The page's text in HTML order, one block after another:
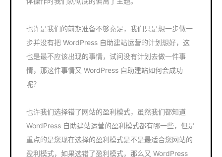
也许是我们的前期准备不够充足，我们只是想一步做一
步并没有把 WordPress 自助建站运营的计划想好，这
也是最不应该出现的事情，试问没有计划去做一件事
情，那这件事情又 WordPress 自助建站如何会成功
呢？
也许我们选择错了网站的盈利模式，虽然我们都知道
WordPress 自助建站运营的盈利模式都有哪一些，但是
重点的是您现在选择的盈利模式是不是最适合您网站的
盈利模式，如果选错了盈利模式，那么又 WordPress